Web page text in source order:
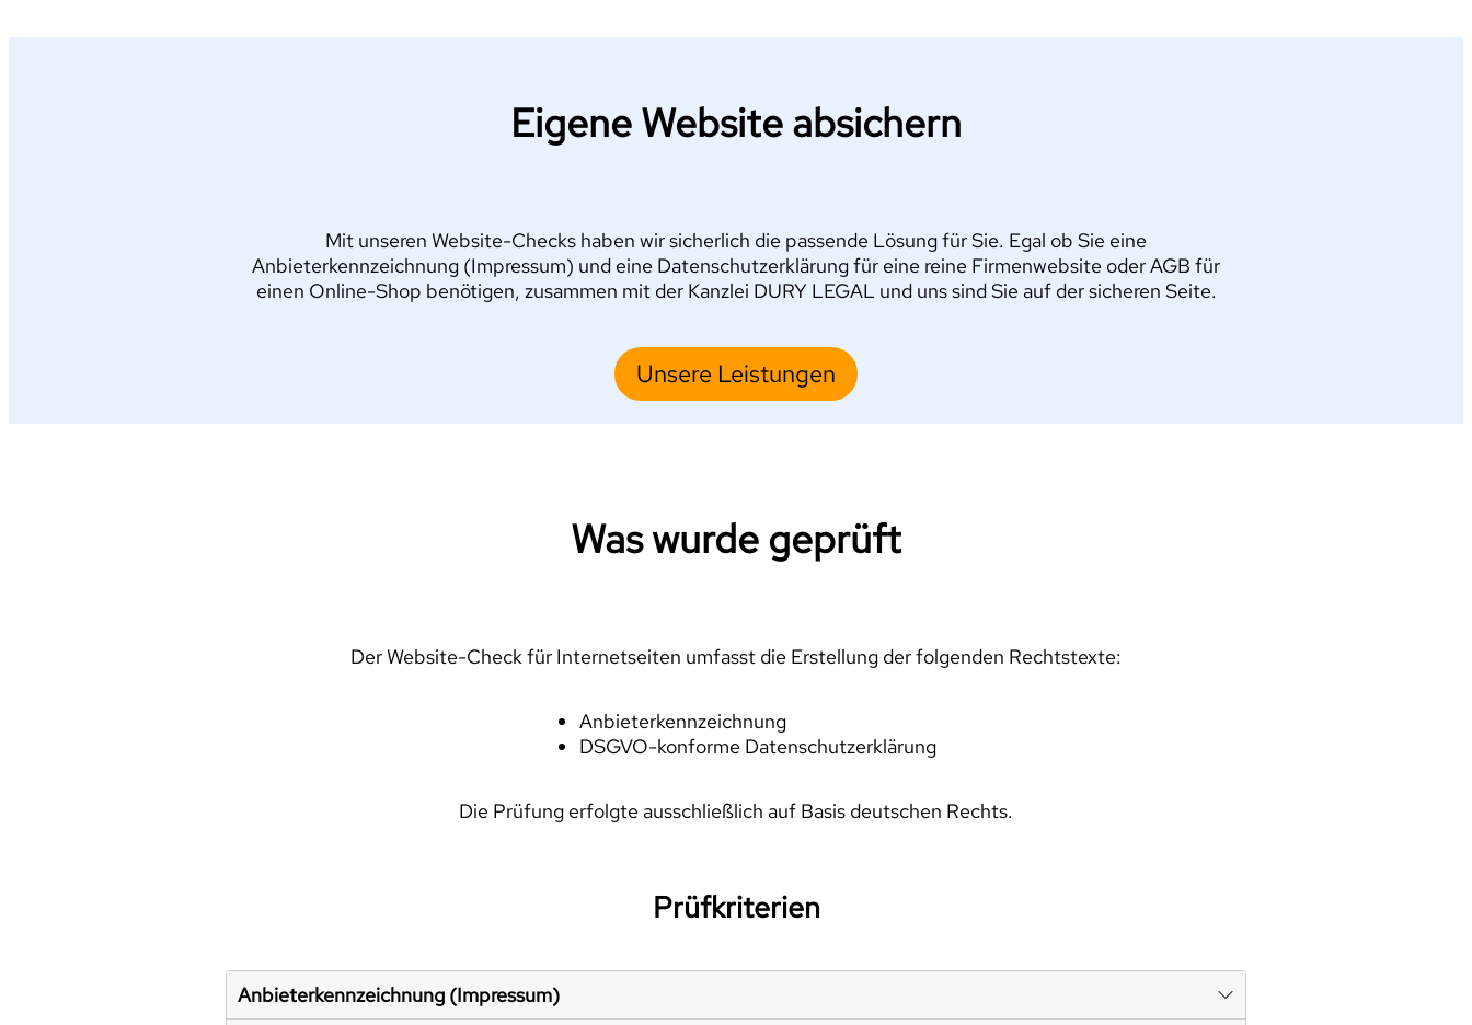
Eigene Website absichern
Mit unseren Website-Checks haben wir sicherlich die passende Lösung für Sie. Egal ob Sie eine
Anbieterkennzeichnung (Impressum) und eine Datenschutzerklärung für eine reine Firmenwebsite oder AGB für
einen Online-Shop benötigen, zusammen mit der Kanzlei DURY LEGAL und uns sind Sie auf der sicheren Seite.
Unsere Leistungen
Was wurde geprüft
Der Website-Check für Internetseiten umfasst die Erstellung der folgenden Rechtstexte:
Anbieterkennzeichnung
DSGVO-konforme Datenschutzerklärung
Die Prüfung erfolgte ausschließlich auf Basis deutschen Rechts.
Prüfkriterien
Anbieterkennzeichnung (Impressum)